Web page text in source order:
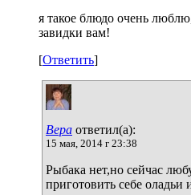
я такое блюдо очень
завидки вам!
[Ответить]
Вера ответил(а):
15 мая, 2014 г 23:38
Рыбака нет,но сейчас
приготовить себе оладьи